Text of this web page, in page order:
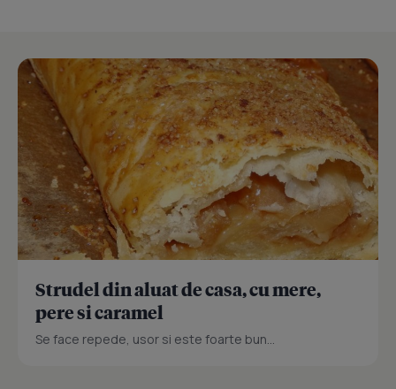
Strudel din aluat de casa, cu mere,
pere si caramel
Se face repede, usor si este foarte bun...